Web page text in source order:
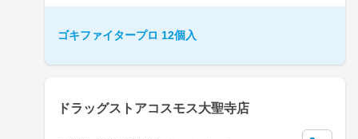
ゴキファイタープロ 12個入
ドラッグストアコスモス大聖寺店